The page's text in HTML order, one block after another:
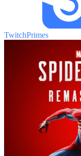
TwitchPrimes